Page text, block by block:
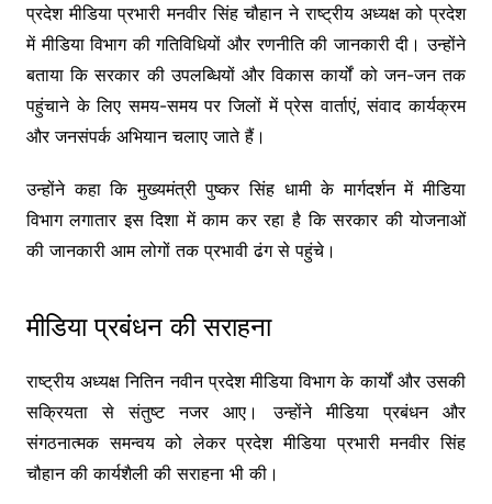
प्रदेश मीडिया प्रभारी मनवीर सिंह चौहान ने राष्ट्रीय अध्यक्ष को प्रदेश
में मीडिया विभाग की गतिविधियों और रणनीति की जानकारी दी। उन्होंने
बताया कि सरकार की उपलब्धियों और विकास कार्यों को जन-जन तक
पहुंचाने के लिए समय-समय पर जिलों में प्रेस वार्ताएं, संवाद कार्यक्रम
और जनसंपर्क अभियान चलाए जाते हैं।
उन्होंने कहा कि मुख्यमंत्री पुष्कर सिंह धामी के मार्गदर्शन में मीडिया
विभाग लगातार इस दिशा में काम कर रहा है कि सरकार की योजनाओं
की जानकारी आम लोगों तक प्रभावी ढंग से पहुंचे।
मीडिया प्रबंधन की सराहना
राष्ट्रीय अध्यक्ष नितिन नवीन प्रदेश मीडिया विभाग के कार्यों और उसकी
सक्रियता से संतुष्ट नजर आए। उन्होंने मीडिया प्रबंधन और
संगठनात्मक समन्वय को लेकर प्रदेश मीडिया प्रभारी मनवीर सिंह
चौहान की कार्यशैली की सराहना भी की।